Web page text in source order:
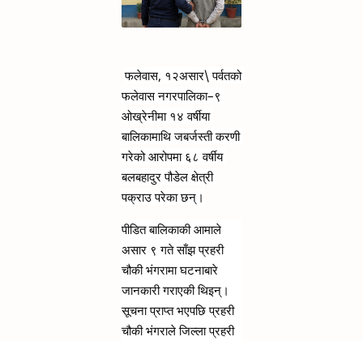
फलेवास, १२असार\ पर्वतको
फलेवास नगरपालिका–९
ओख्रेनीमा १४ वर्षीया
बालिकामाथि जबर्जस्ती करणी
गरेको आरोपमा ६८ वर्षीय
बलबहादुर पौडेल क्षेत्री
पक्राउ परेका छन्।
पीडित बालिकाकी आमाले
असार ९ गते साँझ प्रहरी
चौकी भंगरामा घटनाबारे
जानकारी गराएकी थिइन्।
सूचना प्राप्त भएपछि प्रहरी
चौकी भंगराले जिल्ला प्रहरी